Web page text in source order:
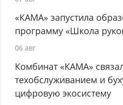
«КАМА» запустила
программу «Школа
06 авг
Комбинат «КАМА»
техобслуживанием и
цифровую экосистему